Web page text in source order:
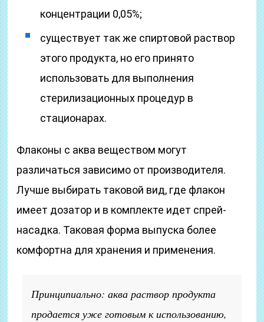
концентрации 0,05%;
существует так же спиртовой раствор
этого продукта, но его принято
использовать для выполнения
стерилизационных процедур в
стационарах.
Флаконы с аква веществом могут
различаться зависимо от производителя.
Лучше выбирать таковой вид, где флакон
имеет дозатор и в комплекте идет спрей-
насадка. Таковая форма выпуска более
комфортна для хранения и применения.
Принципиально: аква раствор продукта
продается уже готовым к использованию,